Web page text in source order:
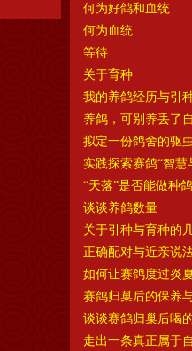
何为好鸽和血统
何为血统
等待
关于育种
我的养鸽经历与引
养鸽，可别养丢了
拟定一份鸽舍的驱
实践探索赛鸽“智慧
“天落”是否能做种
谈谈养鸽数量
关于引种与育种的
正确配对与近亲说
如何让赛鸽度过炎
赛鸽归巢后的保养
谈谈赛鸽归巢后喝
走出一条真正属于